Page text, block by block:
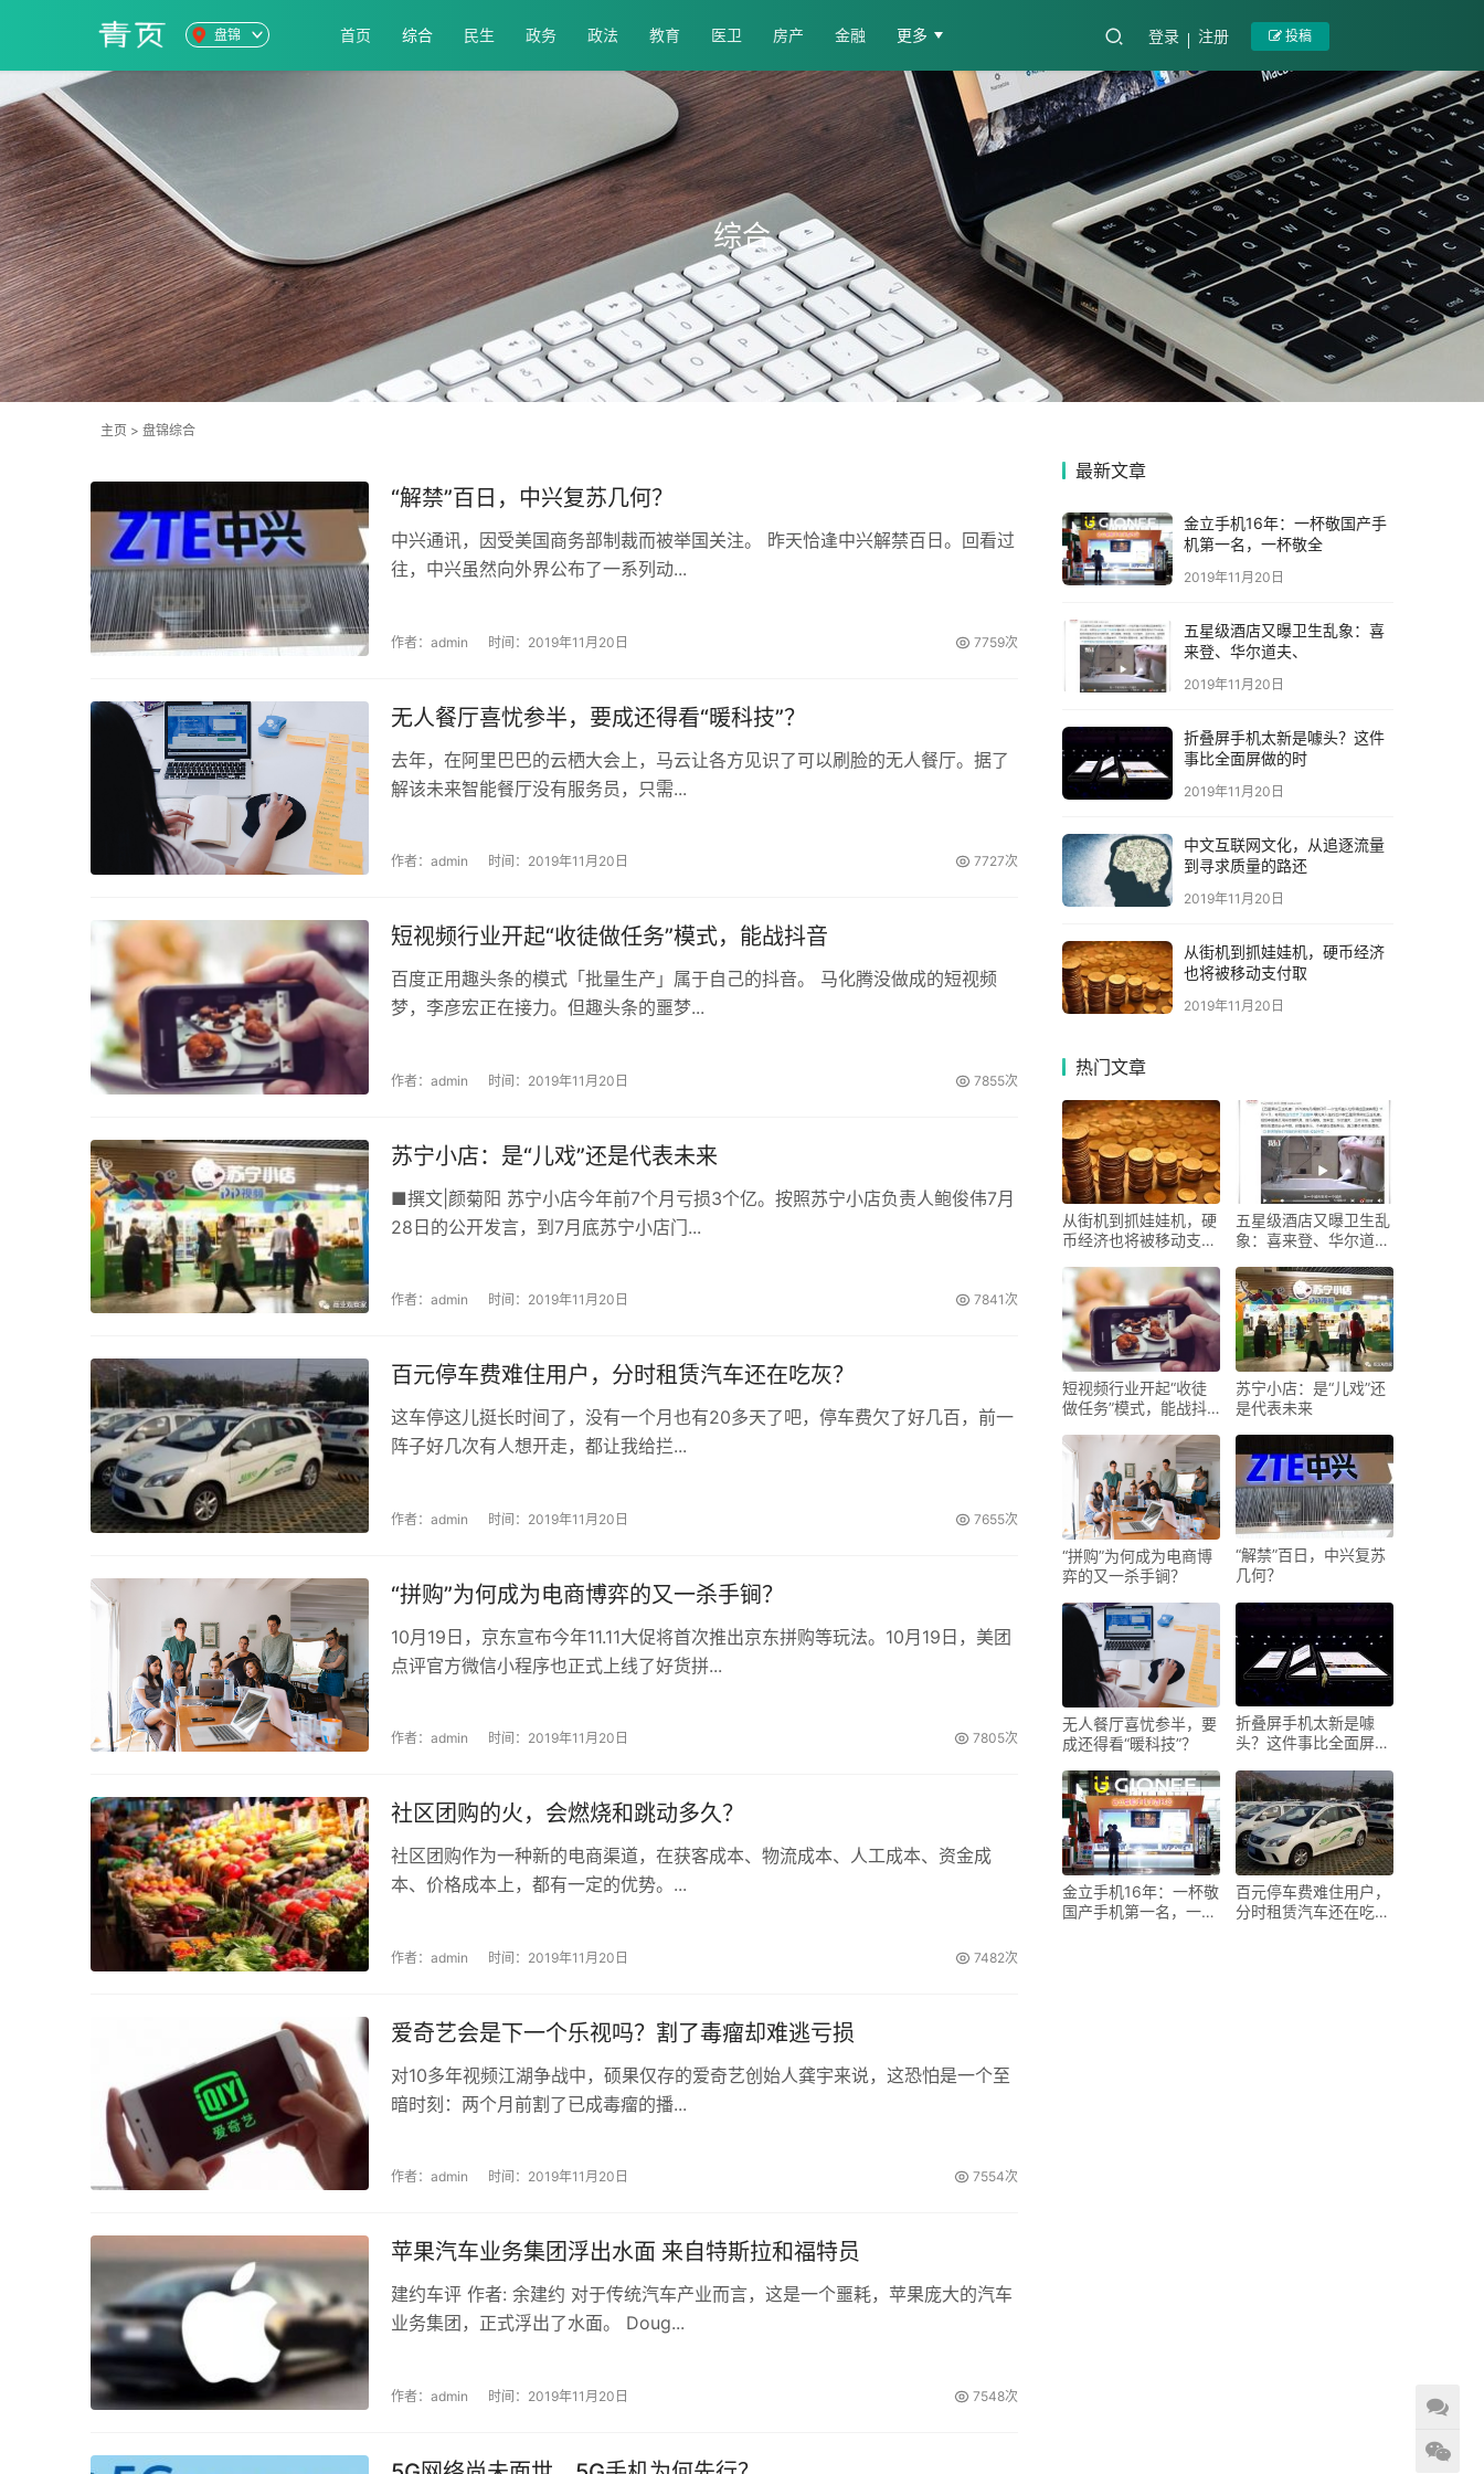
盘锦 首页 综合 民生 政务 政法 教育 医卫 房产 金融 更多 登录 注册 投稿
综合
主页 > 盘锦综合
“解禁”百日，中兴复苏几何？
中兴通讯，因受美国商务部制裁而被举国关注。 昨天恰逢中兴解禁百日。回看过
往，中兴虽然向外界公布了一系列动...
作者：admin 时间：2019年11月20日 7759次
无人餐厅喜忧参半，要成还得看“暖科技”？
去年，在阿里巴巴的云栖大会上，马云让各方见识了可以刷脸的无人餐厅。据了
解该未来智能餐厅没有服务员，只需...
作者：admin 时间：2019年11月20日 7727次
短视频行业开起“收徒做任务”模式，能战抖音
百度正用趣头条的模式「批量生产」属于自己的抖音。 马化腾没做成的短视频
梦，李彦宏正在接力。但趣头条的噩梦...
作者：admin 时间：2019年11月20日 7855次
苏宁小店：是“儿戏”还是代表未来
■撰文|颜菊阳 苏宁小店今年前7个月亏损3个亿。按照苏宁小店负责人鲍俊伟7月
28日的公开发言，到7月底苏宁小店门...
作者：admin 时间：2019年11月20日 7841次
百元停车费难住用户，分时租赁汽车还在吃灰？
这车停这儿挺长时间了，没有一个月也有20多天了吧，停车费欠了好几百，前一
阵子好几次有人想开走，都让我给拦...
作者：admin 时间：2019年11月20日 7655次
“拼购”为何成为电商博弈的又一杀手锏？
10月19日，京东宣布今年11.11大促将首次推出京东拼购等玩法。10月19日，美团
点评官方微信小程序也正式上线了好货拼...
作者：admin 时间：2019年11月20日 7805次
社区团购的火，会燃烧和跳动多久？
社区团购作为一种新的电商渠道，在获客成本、物流成本、人工成本、资金成
本、价格成本上，都有一定的优势。...
作者：admin 时间：2019年11月20日 7482次
爱奇艺会是下一个乐视吗？割了毒瘤却难逃亏损
对10多年视频江湖争战中，硕果仅存的爱奇艺创始人龚宇来说，这恐怕是一个至
暗时刻：两个月前割了已成毒瘤的播...
作者：admin 时间：2019年11月20日 7554次
苹果汽车业务集团浮出水面 来自特斯拉和福特员
建约车评 作者: 余建约 对于传统汽车产业而言，这是一个噩耗，苹果庞大的汽车
业务集团，正式浮出了水面。 Doug...
作者：admin 时间：2019年11月20日 7548次
最新文章
金立手机16年：一杯敬国产手
机第一名，一杯敬全
2019年11月20日
五星级酒店又曝卫生乱象：喜
来登、华尔道夫、
2019年11月20日
折叠屏手机太新是噱头？这件
事比全面屏做的时
2019年11月20日
中文互联网文化，从追逐流量
到寻求质量的路还
2019年11月20日
从街机到抓娃娃机，硬币经济
也将被移动支付取
2019年11月20日
热门文章
从街机到抓娃娃机，硬
币经济也将被移动支付
五星级酒店又曝卫生乱
象：喜来登、华尔道
短视频行业开起“收徒
做任务”模式，能战抖
苏宁小店：是“儿戏”还
是代表未来
“拼购”为何成为电商博
弈的又一杀手锏？
“解禁”百日，中兴复苏
几何？
无人餐厅喜忧参半，要
成还得看“暖科技”？
折叠屏手机太新是噱
头？这件事比全面屏做
金立手机16年：一杯敬
国产手机第一名，一杯
百元停车费难住用户，
分时租赁汽车还在吃